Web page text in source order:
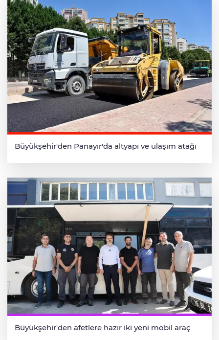
Büyükşehir'den Panayır'da altyapı ve ulaşım atağı
Büyükşehir'den afetlere hazır iki yeni mobil araç